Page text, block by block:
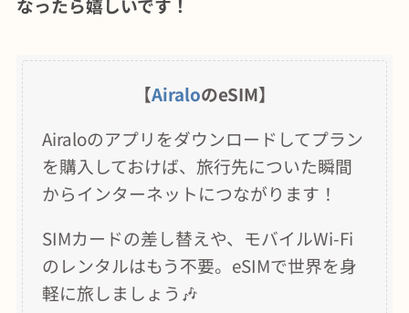
なったら嬉しいです！
【AiraloのeSIM】
Airaloのアプリをダウンロードしてプラン
を購入しておけば、旅行先についた瞬間
からインターネットにつながります！
SIMカードの差し替えや、モバイルWi-Fi
のレンタルはもう不要。eSIMで世界を身
軽に旅しましょう🎶